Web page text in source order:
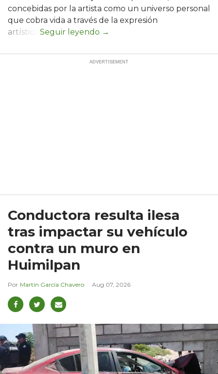
concebidas por la artista como un universo personal
que cobra vida a través de la expresión
artística.
Conductora resulta ilesa
tras impactar su vehículo
contra un muro en
Huimilpan
Martín García Chavero Aug 07, 2026